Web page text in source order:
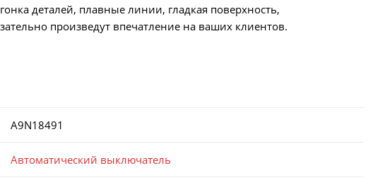
деталей, плавные линии, гладкая поверхность,
произведут впечатление на ваших клиентов.
A9N18491
Автоматический выключатель